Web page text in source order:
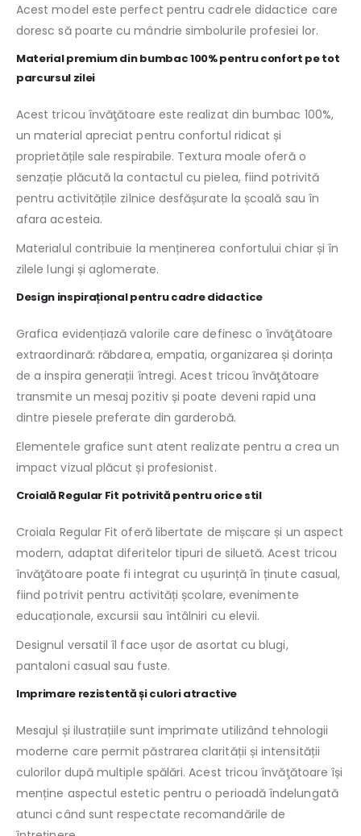
Acest model este perfect pentru cadrele didactice care
doresc să poarte cu mândrie simbolurile profesiei lor.
Material premium din bumbac 100% pentru confort pe tot
parcursul zilei
Acest tricou învăţătoare este realizat din bumbac 100%,
un material apreciat pentru confortul ridicat și
proprietățile sale respirabile. Textura moale oferă o
senzație plăcută la contactul cu pielea, fiind potrivită
pentru activitățile zilnice desfășurate la școală sau în
afara acesteia.
Materialul contribuie la menținerea confortului chiar și în
zilele lungi și aglomerate.
Design inspirațional pentru cadre didactice
Grafica evidențiază valorile care definesc o învăţătoare
extraordinară: răbdarea, empatia, organizarea și dorința
de a inspira generații întregi. Acest tricou învăţătoare
transmite un mesaj pozitiv și poate deveni rapid una
dintre piesele preferate din garderobă.
Elementele grafice sunt atent realizate pentru a crea un
impact vizual plăcut și profesionist.
Croială Regular Fit potrivită pentru orice stil
Croiala Regular Fit oferă libertate de mișcare și un aspect
modern, adaptat diferitelor tipuri de siluetă. Acest tricou
învăţătoare poate fi integrat cu ușurință în ținute casual,
fiind potrivit pentru activități școlare, evenimente
educaționale, excursii sau întâlniri cu elevii.
Designul versatil îl face ușor de asortat cu blugi,
pantaloni casual sau fuste.
Imprimare rezistentă și culori atractive
Mesajul și ilustrațiile sunt imprimate utilizând tehnologii
moderne care permit păstrarea clarității și intensității
culorilor după multiple spălări. Acest tricou învăţătoare își
menține aspectul estetic pentru o perioadă îndelungată
atunci când sunt respectate recomandările de